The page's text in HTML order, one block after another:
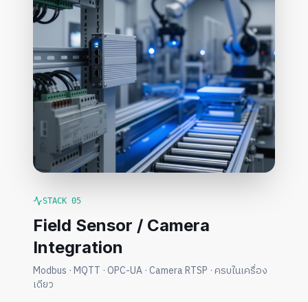
STACK 05
Field Sensor / Camera
Integration
Modbus · MQTT · OPC-UA · Camera RTSP · ครบในเครื่อง
เดียว